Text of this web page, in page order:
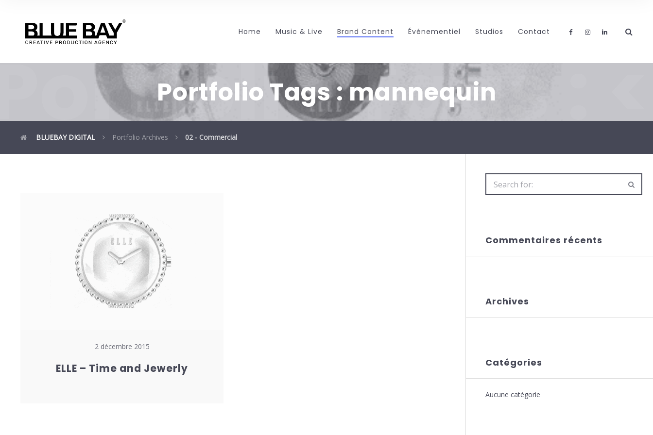
Home Music & Live Brand Content Événementiel Studios Contact
Portfolio Tags :mannequin
Tags :
BLUEBAY DIGITAL Portfolio Archives 02 - Commercial
2 décembre 2015
ELLE – Time and Jewerly
Commentaires récents
Archives
Catégories
Aucune catégorie